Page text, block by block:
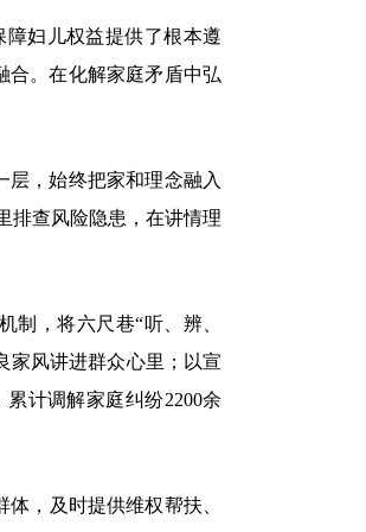
妇儿权益提供了根本遵
合。在化解家庭矛盾中弘
，始终把家和理念融入
排查风险隐患，在讲情理
，将六尺巷“听、辨、
家风讲进群众心里；以宣
计调解家庭纠纷2200余
，及时提供维权帮扶、